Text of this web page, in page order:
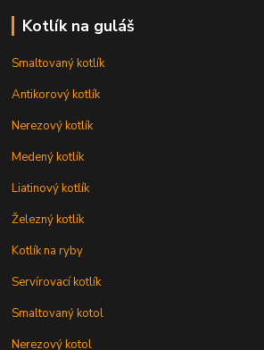
Kotlík na guláš
Smaltovaný kotlík
Antikorový kotlík
Nerezový kotlík
Medený kotlík
Liatinový kotlík
Železný kotlík
Kotlík na ryby
Servírovací kotlík
Smaltovaný kotol
Nerezový kotol